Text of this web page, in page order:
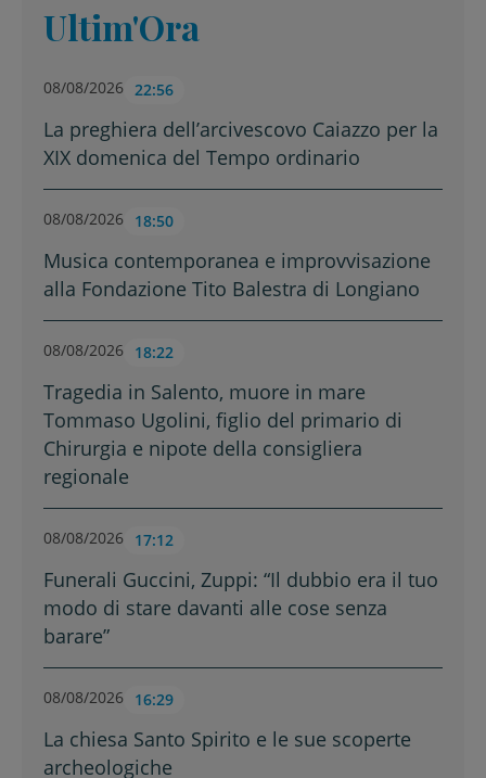
Ultim'Ora
08/08/2026 22:56
La preghiera dell’arcivescovo Caiazzo per la
XIX domenica del Tempo ordinario
08/08/2026 18:50
Musica contemporanea e improvvisazione
alla Fondazione Tito Balestra di Longiano
08/08/2026 18:22
Tragedia in Salento, muore in mare
Tommaso Ugolini, figlio del primario di
Chirurgia e nipote della consigliera
regionale
08/08/2026 17:12
Funerali Guccini, Zuppi: “Il dubbio era il tuo
modo di stare davanti alle cose senza
barare”
08/08/2026 16:29
La chiesa Santo Spirito e le sue scoperte
archeologiche